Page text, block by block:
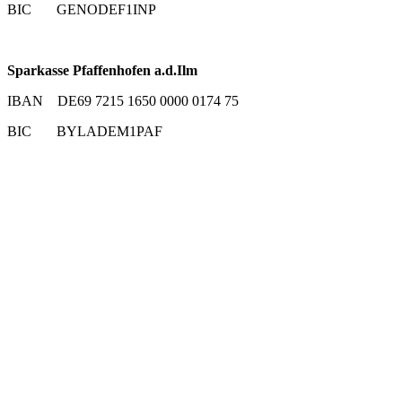
BIC GENODEF1INP
Sparkasse Pfaffenhofen a.d.Ilm
IBAN DE69 7215 1650 0000 0174 75
BIC BYLADEM1PAF